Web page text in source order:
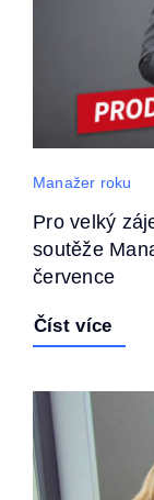
Manažer roku
Pro velký
soutěže
července
Číst více